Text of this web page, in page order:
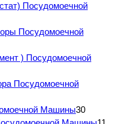
Посудомоечной
Посудомоечной
) Посудомоечной
Посудомоечной
Машины30